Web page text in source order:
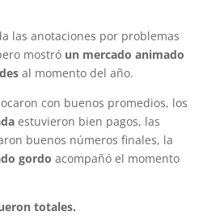
las anotaciones por problemas
mostró un mercado animado
al momento del año.
con buenos promedios, los
estuvieron bien pagos, las
buenos números finales, la
gordo acompañó el momento
totales.